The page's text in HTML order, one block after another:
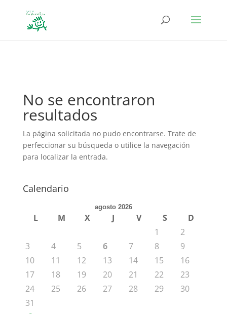
No se encontraron
resultados
La página solicitada no pudo encontrarse. Trate de
perfeccionar su búsqueda o utilice la navegación
para localizar la entrada.
Calendario
agosto 2026
L M X J V S
D
1
2
3
4 5 6 7 8
9
10
11 12 13 14 15
16
17
18 19 20 21 22
23
24
25 26 27 28 29
30
31